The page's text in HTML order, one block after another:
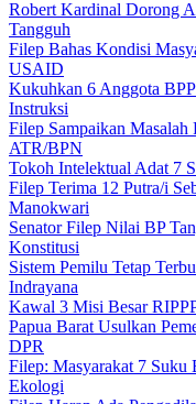
Robert Kardinal Dorong
Tangguh
Filep Bahas Kondisi
USAID
Kukuhkan 6 Anggota
Instruksi
Filep Sampaikan Masalah
ATR/BPN
Tokoh Intelektual Adat 7
Filep Terima 12 Putra/i
Manokwari
Senator Filep Nilai BP
Konstitusi
Sistem Pemilu Tetap
Indrayana
Kawal 3 Misi Besar
Papua Barat Usulkan
DPR
Filep: Masyarakat 7 Suku
Ekologi